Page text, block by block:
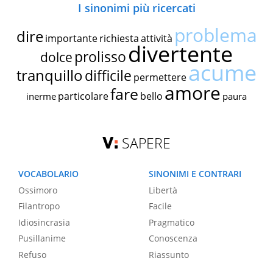
I sinonimi più ricercati
dire importante richiestaattività problema
dolce prolissodivertente
tranquillodifficile permettereacume
inerme particolarefare bello amore paura
SAPERE
VOCABOLARIO
Ossimoro
Filantropo
Idiosincrasia
Pusillanime
Refuso
SINONIMI E CONTRARI
Libertà
Facile
Pragmatico
Conoscenza
Riassunto